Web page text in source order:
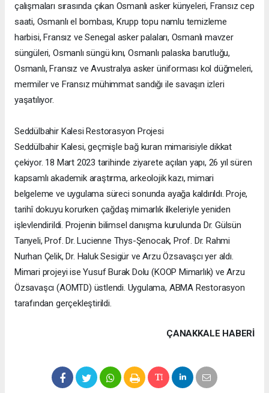
çalışmaları sırasında çıkan Osmanlı asker künyeleri, Fransız cep
saati, Osmanlı el bombası, Krupp topu namlu temizleme
harbisi, Fransız ve Senegal asker palaları, Osmanlı mavzer
süngüleri, Osmanlı süngü kını, Osmanlı palaska barutluğu,
Osmanlı, Fransız ve Avustralya asker üniforması kol düğmeleri,
mermiler ve Fransız mühimmat sandığı ile savaşın izleri
yaşatılıyor.
Seddülbahir Kalesi Restorasyon Projesi
Seddülbahir Kalesi, geçmişle bağ kuran mimarisiyle dikkat
çekiyor. 18 Mart 2023 tarihinde ziyarete açılan yapı, 26 yıl süren
kapsamlı akademik araştırma, arkeolojik kazı, mimari
belgeleme ve uygulama süreci sonunda ayağa kaldırıldı. Proje,
tarihî dokuyu korurken çağdaş mimarlık ilkeleriyle yeniden
işlevlendirildi. Projenin bilimsel danışma kurulunda Dr. Gülsün
Tanyeli, Prof. Dr. Lucienne Thys-Şenocak, Prof. Dr. Rahmi
Nurhan Çelik, Dr. Haluk Sesigür ve Arzu Özsavaşcı yer aldı.
Mimari projeyi ise Yusuf Burak Dolu (KOOP Mimarlık) ve Arzu
Özsavaşcı (AOMTD) üstlendi. Uygulama, ABMA Restorasyon
tarafından gerçekleştirildi.
ÇANAKKALE HABERİ